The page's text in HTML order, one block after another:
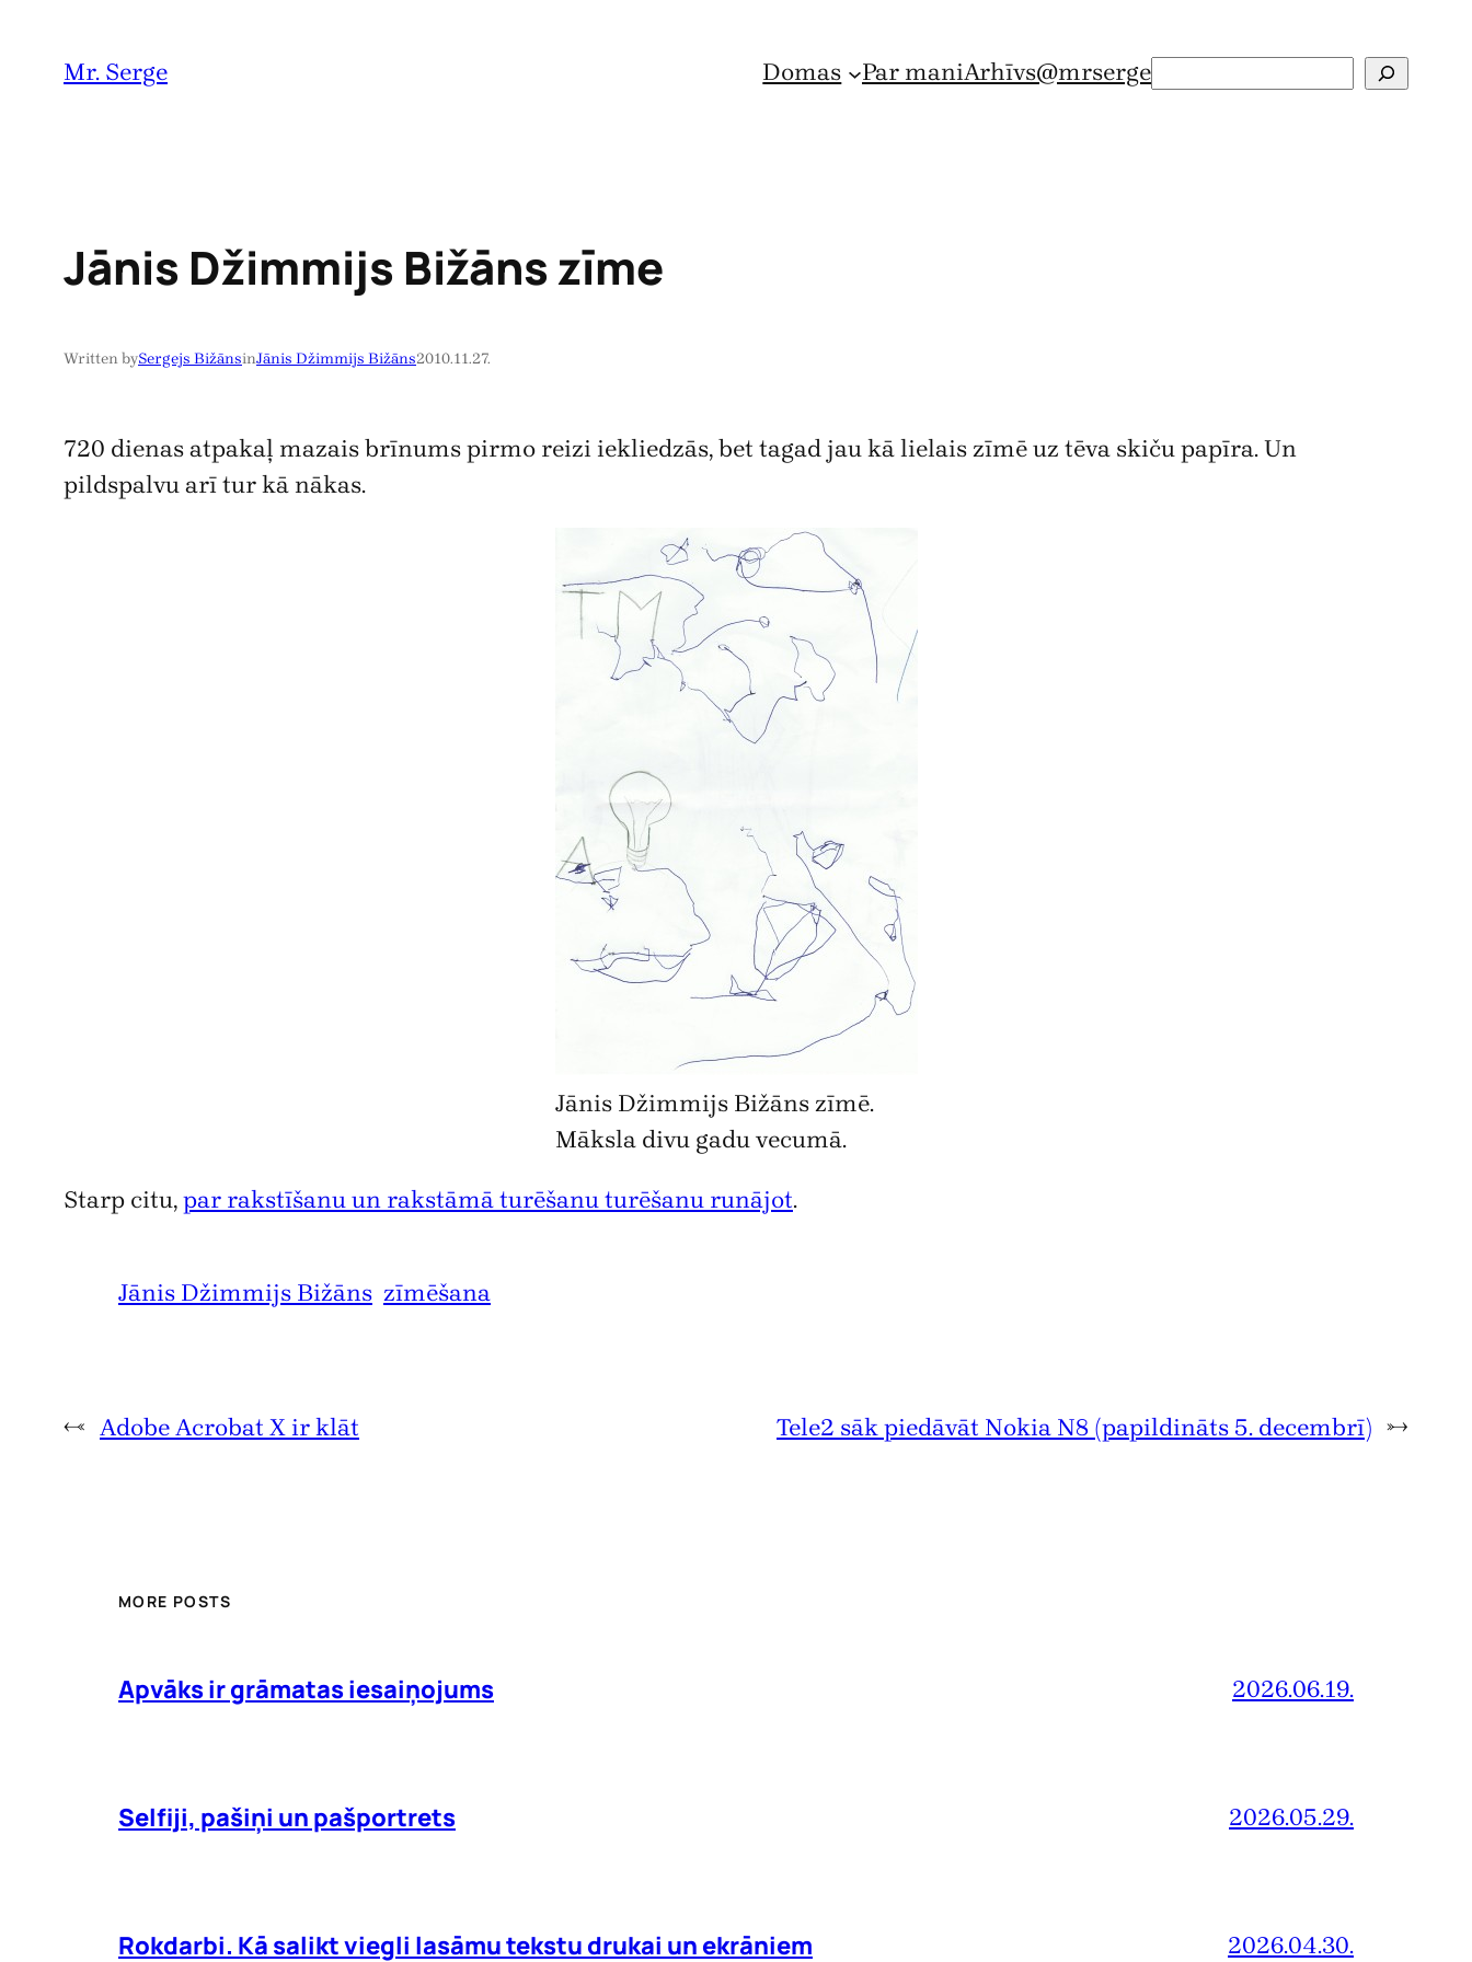
Mr. Serge Domas Par maniArhīvs@mrsergeSearch
Jānis Džimmijs Bižāns zīme
Written bySergejs BižānsinJānis Džimmijs Bižāns2010.11.27.
720 dienas atpakaļ mazais brīnums pirmo reizi iekliedzās, bet tagad jau kā lielais zīmē uz tēva skiču papīra. Un
pildspalvu arī tur kā nākas.
Jānis Džimmijs Bižāns zīmē.
Māksla divu gadu vecumā.
Starp citu,par rakstīšanu un rakstāmā turēšanu turēšanu runājot.
Jānis Džimmijs Bižāns zīmēšana
← Adobe Acrobat X ir klāt Tele2 sāk piedāvāt Nokia N8 (papildināts 5. decembrī) →
MORE POSTS
Apvāks ir grāmatas iesaiņojums 2026.06.19.
Selfiji, pašiņi un pašportrets 2026.05.29.
Rokdarbi. Kā salikt viegli lasāmu tekstu drukai un ekrāniem 2026.04.30.